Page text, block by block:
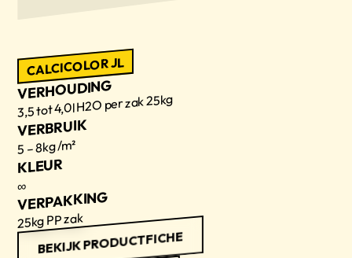
CALCICOLOR JL
VERHOUDING
3,5 tot 4,0l H2O per zak 25kg
VERBRUIK
5 – 8kg /m²
KLEUR
∞
VERPAKKING
25kg PP zak
BEKIJK PRODUCTFICHE